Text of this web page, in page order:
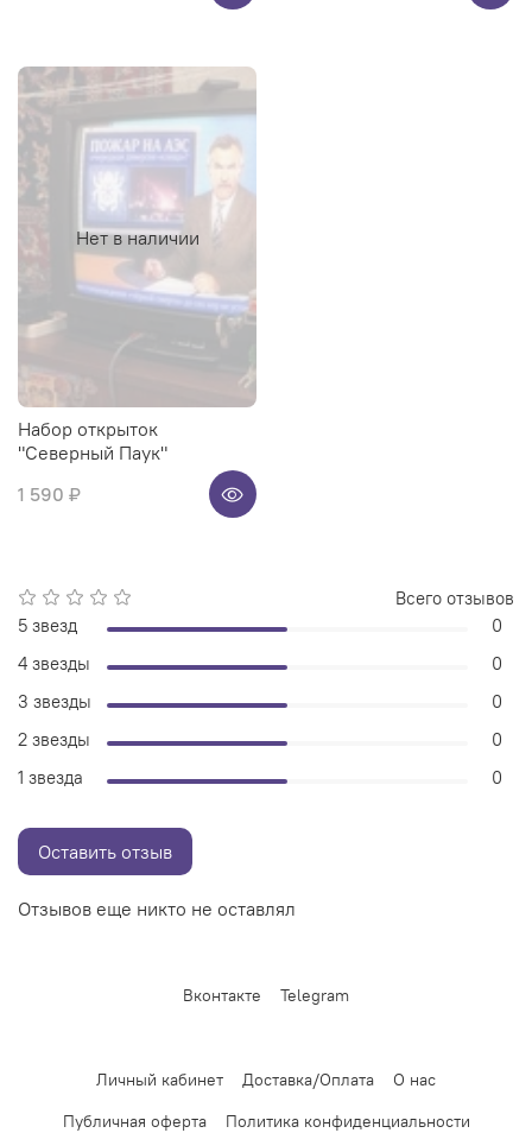
Нет в наличии
Набор открыток
"Северный Паук"
1 590 ₽
Отзывов еще никто не оставлял
Всего отзывов
5 звезд
0
4 звезды
0
3 звезды
0
2 звезды
0
1 звезда
0
Оставить отзыв
Вконтакте Telegram
Личный кабинет Доставка/Оплата
О нас
Публичная оферта
Политика конфиденциальности